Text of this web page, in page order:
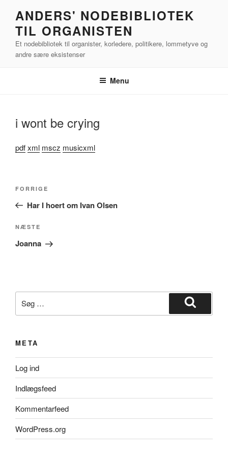
indhold
ANDERS' NODEBIBLIOTEK
TIL ORGANISTEN
Et nodebibliotek til organister, korledere, politikere, lommetyve og
andre sære eksistenser
Menu
i wont be crying
pdfxml mscz musicxml
Forrige
indlæg
FORRIGE
Har I hoert om Ivan Olsen
Næste
indlæg
NÆSTE
Joanna
efter:
Søg
META
Log ind
Indlægsfeed
Kommentarfeed
WordPress.org